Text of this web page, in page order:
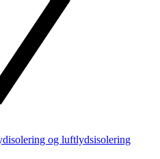
og luftlydsisolering